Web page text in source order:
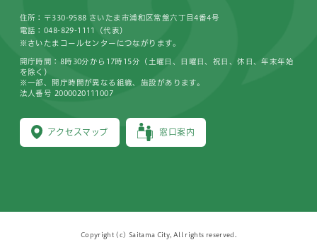
住所：〒330-9588 さいたま市浦和区常盤六丁目4番4号
電話：048-829-1111（代表）
※さいたまコールセンターにつながります。
アクセスマップ 窓口案内
開庁時間：8時30分から17時15分（土曜日、日曜日、祝日、休日、年末年始
を除く）
※一部、開庁時間が異なる組織、施設があります。
法人番号 2000020111007
Copyright (c) Saitama City, All rights reserved.